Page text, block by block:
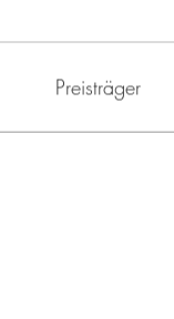
Preisträger